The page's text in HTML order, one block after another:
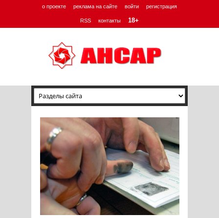
о проекте реклама на сайте войти регистрация
RSS контакты 18+